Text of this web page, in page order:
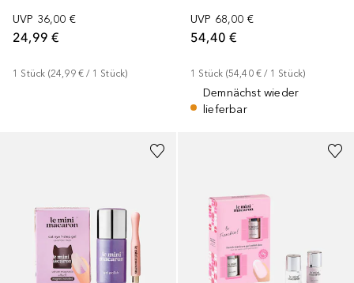
UVP 36,00 €
24,99 €
1 Stück (24,99 € / 1 Stück)
UVP 68,00 €
54,40 €
1 Stück (54,40 € / 1 Stück)
Demnächst wieder
lieferbar